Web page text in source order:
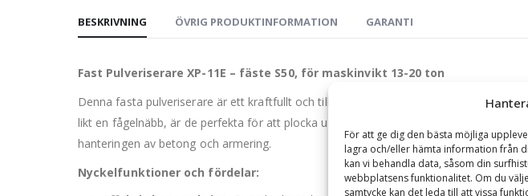
För att ge dig den bästa möjliga
lagra och/eller hämta information från
kan vi behandla data, såsom din
webbplatsens funktionalitet. Om du
samtycke kan det leda till att vissa
BESKRIVNING ÖVRIG PRODUKTINFORMATION GARANTI
Fast Pulveriserare XP-11E – fäste S50, för maskinvikt 13-20 ton
Denna fasta pulveriserare är ett kraftfullt och tillförlitligt verktyg för entreprenörer
likt en fågelnäbb, är de perfekta för att plocka upp och bearbeta material direkt
hanteringen av betong och armering.
Nyckelfunktioner och fördelar: